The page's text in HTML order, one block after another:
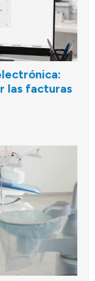
las facturas